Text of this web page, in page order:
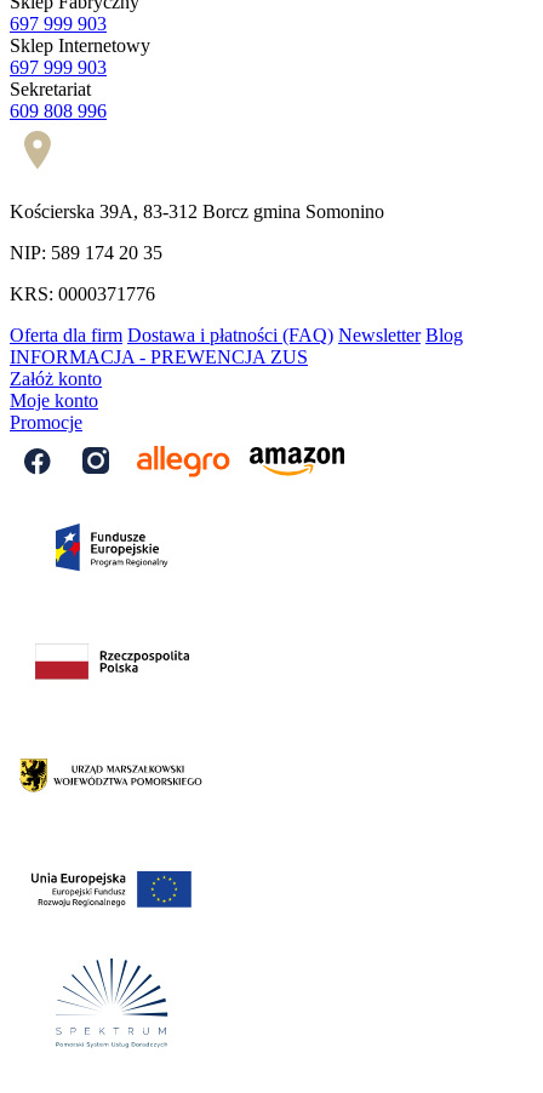
697 999 903
Sklep Internetowy
697 999 903
Sekretariat
609 808 996
Kościerska 39A, 83-312 Borcz gmina Somonino
NIP: 589 174 20 35
KRS: 0000371776
Oferta dla firm Dostawa i płatności (FAQ) Newsletter Blog
INFORMACJA - PREWENCJA ZUS
Załóż konto
Moje konto
Promocje